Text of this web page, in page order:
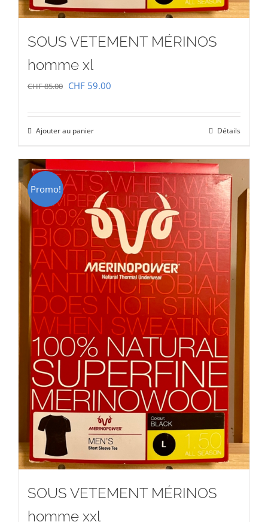
SOUS VETEMENT MÉRINOS
homme xl
CHF85.00 Le
initial
était :
CHF 85.00.
CHF 59.00
actuel
CHF 59.00.
Ajouter au panier Détails
Promo!
SOUS VETEMENT MÉRINOS
homme xxl